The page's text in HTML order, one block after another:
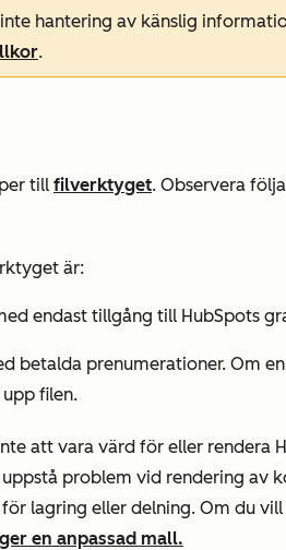
hantering av känslig
.
till filverktyget. Observera
är:
endast tillgång till HubSpots
betalda prenumerationer. Om en
filen.
att vara värd för eller rendera
problem vid rendering av
lagring eller delning. Om du vill
en anpassad mall.